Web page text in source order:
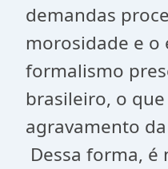
demandas
morosidade e o
formalismo
brasileiro, o
agravamento
Dessa forma, é